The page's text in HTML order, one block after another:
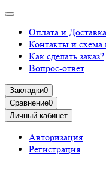
Оплата и Доставка
Контакты и схема
Как сделать заказ?
Вопрос-ответ
Закладки0
Сравнение0
Личный кабинет
Авторизация
Регистрация